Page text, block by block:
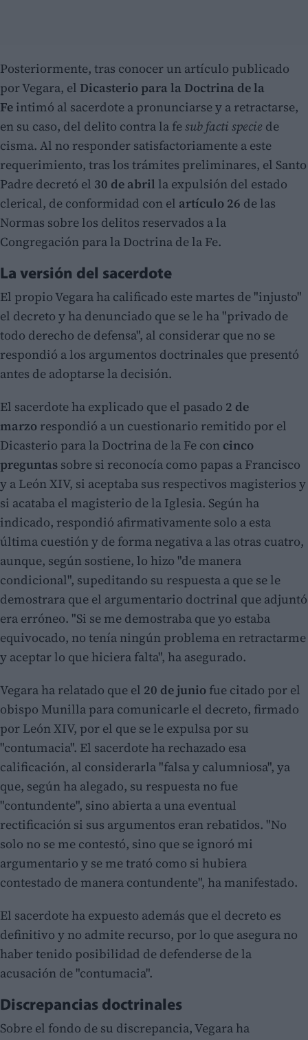
Posteriormente, tras conocer un artículo publicado
por Vegara, el Dicasterio para la Doctrina de la
Fe intimó al sacerdote a pronunciarse y a retractarse,
en su caso, del delito contra la fesub facti specie de
cisma. Al no responder satisfactoriamente a este
requerimiento, tras los trámites preliminares, el Santo
Padre decretó el 30 de abril la expulsión del estado
clerical, de conformidad con el artículo 26 de las
Normas sobre los delitos reservados a la
Congregación para la Doctrina de la Fe.
La versión del sacerdote
El propio Vegara ha calificado este martes de "injusto"
el decreto y ha denunciado que se le ha "privado de
todo derecho de defensa", al considerar que no se
respondió a los argumentos doctrinales que presentó
antes de adoptarse la decisión.
El sacerdote ha explicado que el pasado 2 de
marzo respondió a un cuestionario remitido por el
Dicasterio para la Doctrina de la Fe con cinco
preguntas sobre si reconocía como papas a Francisco
y a León XIV, si aceptaba sus respectivos magisterios y
si acataba el magisterio de la Iglesia. Según ha
indicado, respondió afirmativamente solo a esta
última cuestión y de forma negativa a las otras cuatro,
aunque, según sostiene, lo hizo "de manera
condicional", supeditando su respuesta a que se le
demostrara que el argumentario doctrinal que adjuntó
era erróneo. "Si se me demostraba que yo estaba
equivocado, no tenía ningún problema en retractarme
y aceptar lo que hiciera falta", ha asegurado.
Vegara ha relatado que el 20 de junio fue citado por el
obispo Munilla para comunicarle el decreto, firmado
por León XIV, por el que se le expulsa por su
"contumacia". El sacerdote ha rechazado esa
calificación, al considerarla "falsa y calumniosa", ya
que, según ha alegado, su respuesta no fue
"contundente", sino abierta a una eventual
rectificación si sus argumentos eran rebatidos. "No
solo no se me contestó, sino que se ignoró mi
argumentario y se me trató como si hubiera
contestado de manera contundente", ha manifestado.
El sacerdote ha expuesto además que el decreto es
definitivo y no admite recurso, por lo que asegura no
haber tenido posibilidad de defenderse de la
acusación de "contumacia".
Discrepancias doctrinales
Sobre el fondo de su discrepancia, Vegara ha